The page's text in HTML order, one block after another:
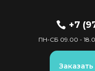
+7
ПН-СБ 09.00 -